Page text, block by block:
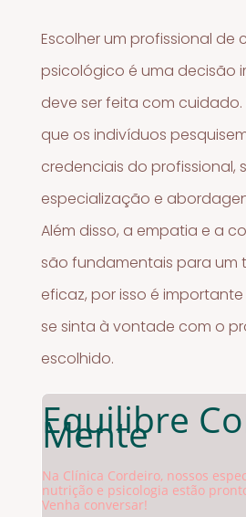
Escolher um profissional de
psicológico é uma decisão
deve ser feita com cuidado.
que os indivíduos
credenciais do profissional,
especialização e
Além disso, a empatia e a
são fundamentais para um
eficaz, por isso é
se sinta à vontade com o
escolhido.
Equilibre
Mente
Na Clínica Cordeiro, nossos
nutrição e psicologia estão
Venha conversar!